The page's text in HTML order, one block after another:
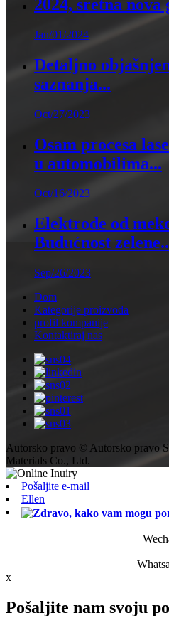
2024, sretna nova
Jan/01/2024
Detaljno
saznanja...
Oct/27/2023
Osam procesa
u automobilima...
Oct/16/2023
Elektrode od
Budućnost
Sep/26/2023
Dom
Kategorije proizvoda
profil kompanije
Kontaktiraj nas
Autorsko pravo © Autorsko pravo
Materials Co., Ltd.
Pošaljite e-mail
Ellen
x
Pošaljite nam svoju